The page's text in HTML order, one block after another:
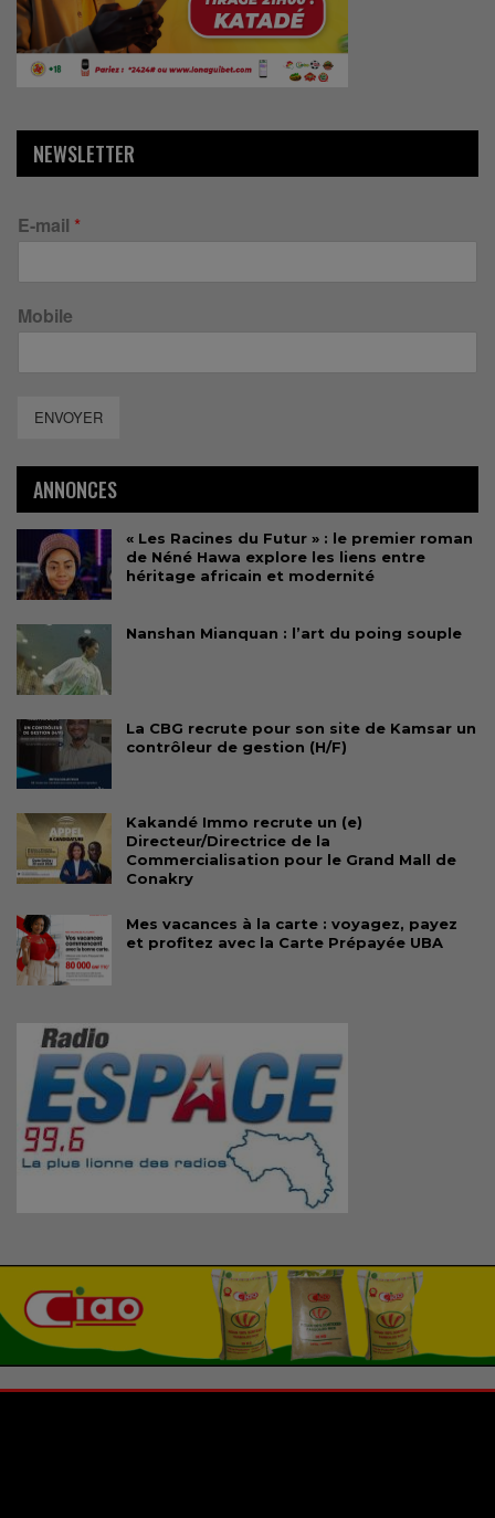
NEWSLETTER
E-mail *
Mobile
ENVOYER
ANNONCES
« Les Racines du Futur » : le premier roman
de Néné Hawa explore les liens entre
héritage africain et modernité
Nanshan Mianquan : l’art du poing souple
La CBG recrute pour son site de Kamsar un
contrôleur de gestion (H/F)
Kakandé Immo recrute un (e)
Directeur/Directrice de la
Commercialisation pour le Grand Mall de
Conakry
Mes vacances à la carte : voyagez, payez
et profitez avec la Carte Prépayée UBA